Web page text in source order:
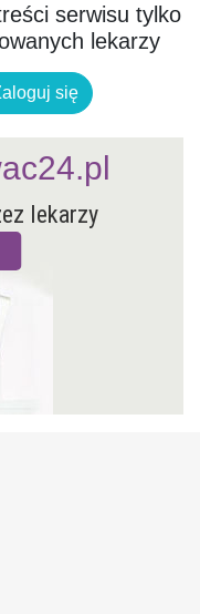
serwisu tylko
lekarzy
się
lekarzy